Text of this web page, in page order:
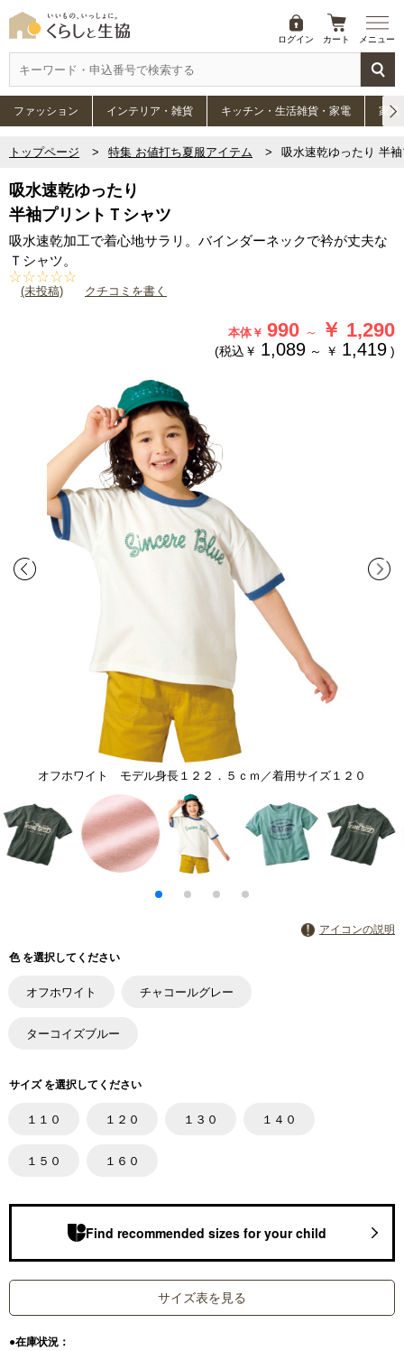
ログイン カート メニュー
ファッション インテリア・雑貨 キッチン・生活雑貨・家電 家具
トップページ 特集 お値打ち夏服アイテム 吸水速乾ゆったり 半
吸水速乾ゆったり
半袖プリントＴシャツ
吸水速乾加工で着心地サラリ。バインダーネックで衿が丈夫な
Ｔシャツ。
(未投稿) クチコミを書く
本体￥ 990 ～ ￥ 1,290
(税込￥ 1,089 ～ ￥ 1,419 )
オフホワイト モデル身長１２２．５ｃｍ／着用サイズ１２０
アイコンの説明
色 を選択してください
オフホワイト チャコールグレー
ターコイズブルー
サイズ を選択してください
１１０ １２０ １３０ １４０
１５０ １６０
Find recommended sizes for your child
サイズ表を見る
●在庫状況：